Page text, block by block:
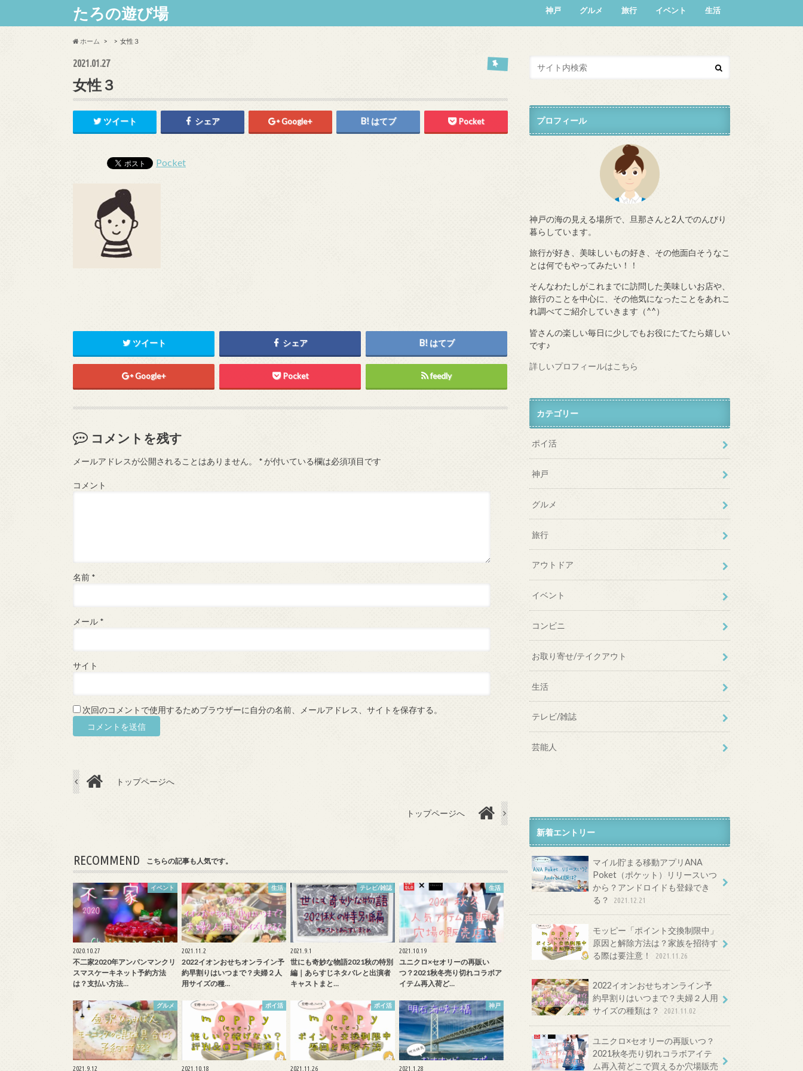
たろの遊び場 神戸 グルメ 旅行 イベント 生活
ホーム 女性３
2021.01.27
女性３
ツイート シェア Google+ はてブ Pocket
Pocket
ツイート シェア はてブ
Google+ Pocket feedly
コメントを残す
メールアドレスが公開されることはありません。 *が付いている欄は必須項目です
コメント
名前 *
メール *
サイト
次回のコメントで使用するためブラウザーに自分の名前、メールアドレス、サイトを保存する。
トップページへ
トップページへ
RECOMMEND こちらの記事も人気です。
イベント
2020.10.27
不二家2020年アンパンマンクリ
スマスケーキネット予約方法
は？支払い方法…
生活
2021.11.2
2022イオンおせちオンライン予
約早割りはいつまで？夫婦２人
用サイズの種…
テレビ/雑誌
2021.9.1
世にも奇妙な物語2021秋の特別
編｜あらすじネタバレと出演者
キャストまと…
生活
2021.10.19
ユニクロ×セオリーの再販い
つ？2021秋冬売り切れコラボア
イテム再入荷ど…
グルメ
2021.9.12
ポイ活
2021.10.18
ポイ活
2021.11.26
神戸
2021.1.28
プロフィール
神戸の海の見える場所で、旦那さんと2人でのんびり
暮らしています。
旅行が好き、美味しいもの好き、その他面白そうなこ
とは何でもやってみたい！！
そんなわたしがこれまでに訪問した美味しいお店や、
旅行のことを中心に、その他気になったことをあれこ
れ調べてご紹介していきます（^^）
皆さんの楽しい毎日に少しでもお役にたてたら嬉しい
です♪
詳しいプロフィールはこちら
カテゴリー
ポイ活
神戸
グルメ
旅行
アウトドア
イベント
コンビニ
お取り寄せ/テイクアウト
生活
テレビ/雑誌
芸能人
新着エントリー
マイル貯まる移動アプリANA
Poket（ポケット）リリースいつ
から？アンドロイドも登録でき
る？
2021.12.21
モッピー「ポイント交換制限中」
原因と解除方法は？家族を招待す
る際は要注意！
2021.11.26
2022イオンおせちオンライン予
約早割りはいつまで？夫婦２人用
サイズの種類は？
2021.11.02
ユニクロ×セオリーの再販いつ？
2021秋冬売り切れコラボアイテ
ム再入荷どこで買えるか穴場販売